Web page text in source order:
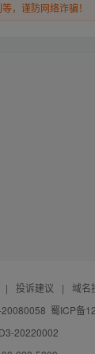
，谨防网络诈骗！
| 投诉建议 |
域名
20080058 蜀ICP备
20220002